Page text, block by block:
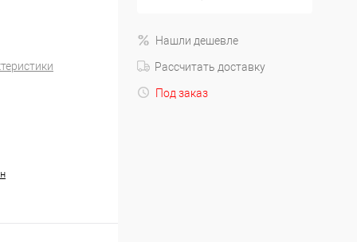
Нашли дешевле
Рассчитать доставку
Под заказ